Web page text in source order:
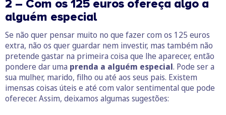
2 – Com os 125 euros ofereça algo a
alguém especial
Se não quer pensar muito no que fazer com os 125 euros
extra, não os quer guardar nem investir, mas também não
pretende gastar na primeira coisa que lhe aparecer, então
pondere dar uma prenda a alguém especial. Pode ser a
sua mulher, marido, filho ou até aos seus pais. Existem
imensas coisas úteis e até com valor sentimental que pode
oferecer. Assim, deixamos algumas sugestões: